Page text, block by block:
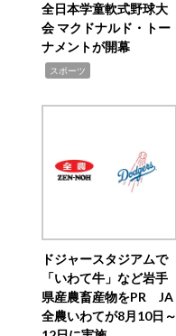
全日本学童軟式野球大
会 マクドナルド・トー
ナメントが開幕
スポーツ
ドジャースタジアムで
「いわて牛」など岩手
県産農畜産物をPR JA
全農いわてが8月10日～